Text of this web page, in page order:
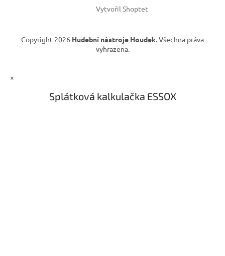
Vytvořil Shoptet
Copyright 2026 Hudební nástroje Houdek. Všechna práva
vyhrazena.
×
Splátková kalkulačka ESSOX